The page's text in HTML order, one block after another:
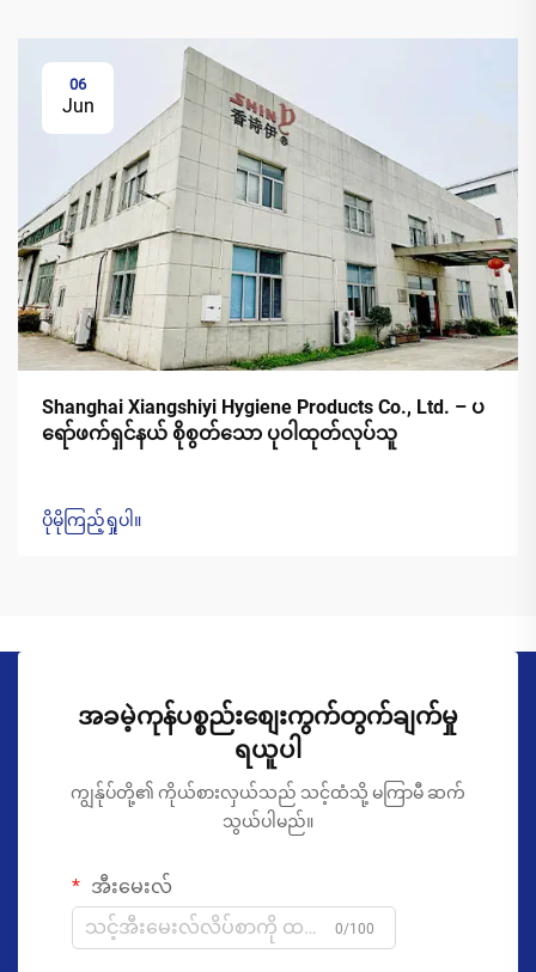
06
Jun
Shanghai Xiangshiyi Hygiene Products Co., Ltd. – ပ
ရော်ဖက်ရှင်နယ် စိုစွတ်သော ပုဝါထုတ်လုပ်သူ
ပိုမိုကြည့်ရှုပါ။
အခမဲ့ကုန်ပစ္စည်းစျေးကွက်တွက်ချက်မှု
ရယူပါ
ကျွန်ုပ်တို့၏ ကိုယ်စားလှယ်သည် သင့်ထံသို့ မကြာမီ ဆက်
သွယ်ပါမည်။
အီးမေးလ်
0/100